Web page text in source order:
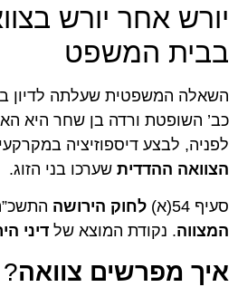
יורש אחר יורש
בבית המשפט
כב’ השופטת ורדה בן שחר היא
לפניה, לבצע דיספוזיציה
הצוואה ההדדית שערכו בני הזוג.
סעיף 54(א) לחוק הירושה התשכ”ה 1965 קובע כי
המצווה. נקודת המוצא של דיני
איך מפרשים צוואה?